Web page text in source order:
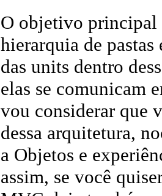
O objetivo principal
hierarquia de
das units dentro
elas se comunicam
vou considerar que
dessa arquitetura,
a Objetos e
assim, se você